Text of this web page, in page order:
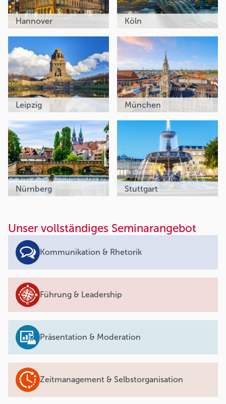
Unser vollständiges Seminarangebot
Kommunikation & Rhetorik
Führung & Leadership
Präsentation & Moderation
Zeitmanagement & Selbstorganisation
Hannover Köln
Leipzig München
Nürnberg Stuttgart